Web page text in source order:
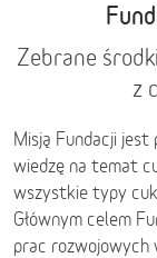
Zebrane
z
Misją Fundacji jest
wiedzę na temat
wszystkie typy
Głównym celem
prac rozwojowych